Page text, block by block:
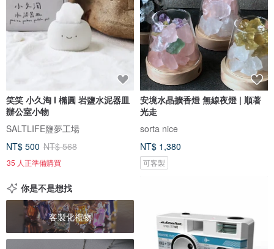
笑笑 小久淘 I 橢圓 岩鹽水泥器皿
辦公室小物
SALTLIFE鹽夢工場
NT$ 500 NT$ 568
35 人正準備購買
安境水晶擴香燈 無線夜燈 | 順著
光走
sorta nice
NT$ 1,380
可客製
你是不是想找
客製化禮物